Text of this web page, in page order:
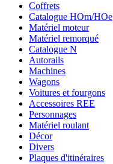
Coffrets
Catalogue HOm/HOe
Matériel moteur
Matériel remorqué
Catalogue N
Autorails
Machines
Wagons
Voitures et fourgons
Accessoires REE
Personnages
Matériel roulant
Décor
Divers
Plaques d'itinéraires